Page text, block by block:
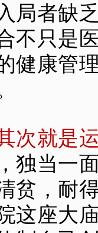
局者缺
不只是
健康管
次就是
独当一
贫，耐
这座大